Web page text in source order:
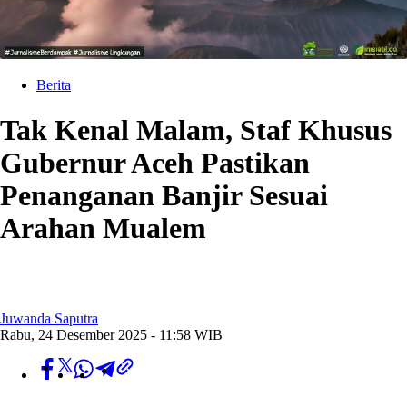
Berita
Tak Kenal Malam, Staf Khusus
Gubernur Aceh Pastikan
Penanganan Banjir Sesuai
Arahan Mualem
Juwanda Saputra
Rabu, 24 Desember 2025 - 11:58 WIB